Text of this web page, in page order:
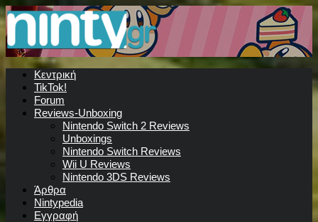
Κεντρική
TikTok!
Forum
Reviews-Unboxing
Nintendo Switch 2 Reviews
Unboxings
Nintendo Switch Reviews
Wii U Reviews
Nintendo 3DS Reviews
Άρθρα
Nintypedia
Εγγραφή